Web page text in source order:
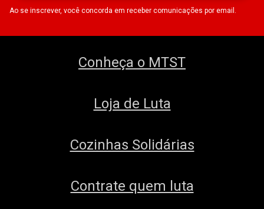
Ao se inscrever, você concorda em receber comunicações por email.
Conheça o MTST
Loja de Luta
Cozinhas Solidárias
Contrate quem luta